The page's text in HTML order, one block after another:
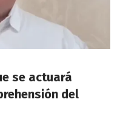
se actuará
del